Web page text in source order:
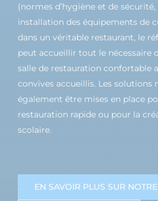
(normes d’hygiène et de
installation des équipements de
dans un véritable restaurant, le
peut accueillir tout le nécessaire
salle de restauration confortable
convives accueillis. Les solutions
également être mises en place
restauration rapide ou pour la
scolaire.
EN SAVOIR PLUS SUR